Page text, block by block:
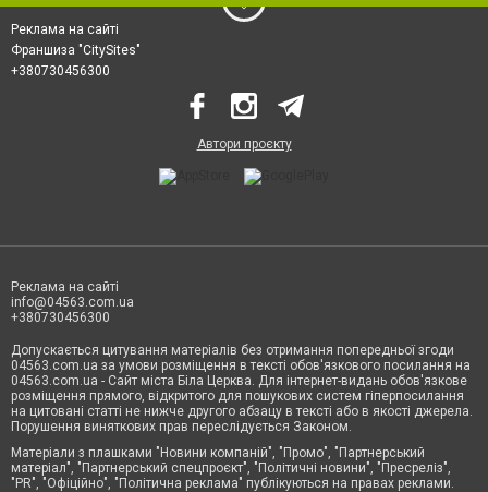
Реклама на сайті
Франшиза "CitySites"
+380730456300
Автори проєкту
Реклама на сайті
info@04563.com.ua
+380730456300
Допускається цитування матеріалів без отримання попередньої згоди
04563.com.ua за умови розміщення в тексті обов'язкового посилання на
04563.com.ua - Сайт міста Біла Церква. Для інтернет-видань обов'язкове
розміщення прямого, відкритого для пошукових систем гіперпосилання
на цитовані статті не нижче другого абзацу в тексті або в якості джерела.
Порушення виняткових прав переслідується Законом.
Матеріали з плашками "Новини компаній", "Промо", "Партнерський
матеріал", "Партнерський спецпроєкт", "Політичні новини", "Пресреліз",
"PR", "Офіційно", "Політична реклама" публікуються на правах реклами.